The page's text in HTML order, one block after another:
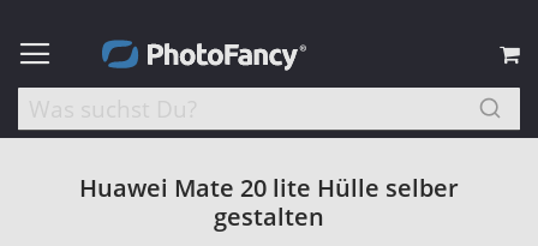
Huawei Mate 20 lite Hülle selber
gestalten